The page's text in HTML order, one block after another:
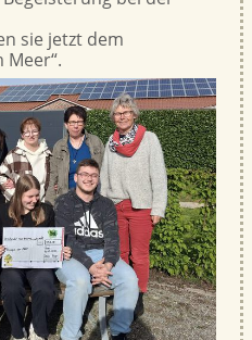
sie jetzt dem
Meer“.